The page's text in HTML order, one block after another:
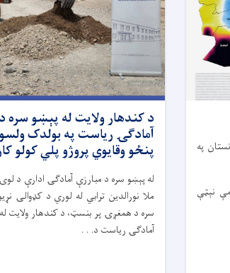
په
د اعتبار موده: د ۱۴۰۵ لمریز کال د زمري له ۱۴مې نېټې
د کندهار ولایت له پېښو سره
آمادګۍ ریاست په بولدک
پنځو وقایوي پروژو پلي کولو
له پېښو سره د مبارزې آمادګۍ ادارې د
سره د همغږۍ پر بنسټ، د کندهار ولایت
آمادګۍ ریاست د. . .